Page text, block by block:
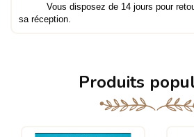
Vous disposez de 14 jours pour
sa réception.
Produits